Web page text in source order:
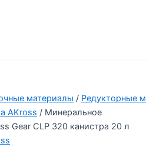
материалы / Редукторные м
AKross / Минеральное
Gear CLP 320 канистра 20 л